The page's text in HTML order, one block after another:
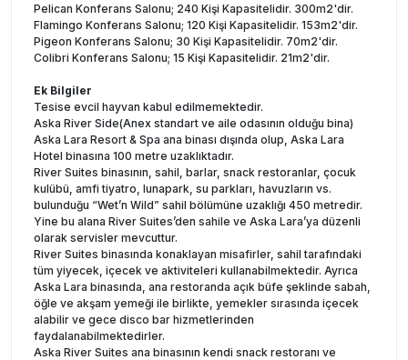
Pelican Konferans Salonu; 240 Kişi Kapasitelidir. 300m2'dir.
Flamingo Konferans Salonu; 120 Kişi Kapasitelidir. 153m2'dir.
Pigeon Konferans Salonu; 30 Kişi Kapasitelidir. 70m2'dir.
Colibri Konferans Salonu; 15 Kişi Kapasitelidir. 21m2'dir.
Ek Bilgiler
Tesise evcil hayvan kabul edilmemektedir.
Aska River Side(Anex standart ve aile odasının olduğu bina)
Aska Lara Resort & Spa ana binası dışında olup, Aska Lara
Hotel binasına 100 metre uzaklıktadır.
River Suites binasının, sahil, barlar, snack restoranlar, çocuk
kulübü, amfi tiyatro, lunapark, su parkları, havuzların vs.
bulunduğu “Wet’n Wild” sahil bölümüne uzaklığı 450 metredir.
Yine bu alana River Suites’den sahile ve Aska Lara’ya düzenli
olarak servisler mevcuttur.
River Suites binasında konaklayan misafirler, sahil tarafındaki
tüm yiyecek, içecek ve aktiviteleri kullanabilmektedir. Ayrıca
Aska Lara binasında, ana restoranda açık büfe şeklinde sabah,
öğle ve akşam yemeği ile birlikte, yemekler sırasında içecek
alabilir ve gece disco bar hizmetlerinden
faydalanabilmektedirler.
Aska River Suites ana binasının kendi snack restoranı ve